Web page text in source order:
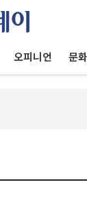
오피니언 문